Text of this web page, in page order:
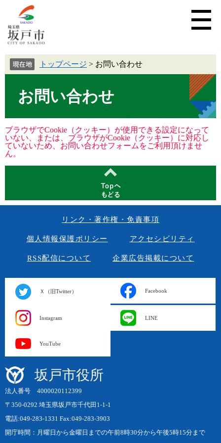
トップページ > お問い合わせ
お問い合わせ
ブラウザでCookie（クッキー）が使用できる設定になって
いない、または、ブラウザがCookie（クッキー）に対応し
ていないため、お問い合わせフォームをご利用頂けませ
ん。
リンク・著作権・免責事項
個人情報保護ポリシー アクセシビリティ
RSS配信について 企業広告掲載について
Ｘ（旧Twitter） Facebook
Instagram LINE
YouTube
坂戸市役所
法人番号 4000020112399
〒350-0292 埼玉県坂戸市千代田1-1-1
電話:049-283-1331 Fax:049-283-3903
開庁時間：月曜日から金曜日までの午前8時30分から午後5時15分まで